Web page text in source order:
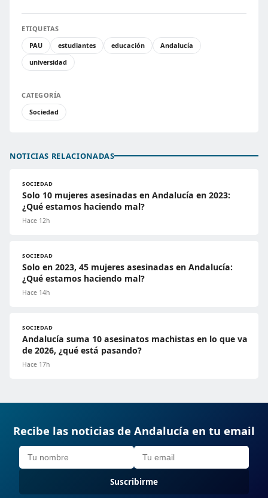
ETIQUETAS
PAU
estudiantes educación
Andalucía
universidad
CATEGORÍA
Sociedad
NOTICIAS RELACIONADAS
SOCIEDAD
Solo 10 mujeres asesinadas en Andalucía en 2023:
¿Qué estamos haciendo mal?
Hace 12h
SOCIEDAD
Solo en 2023, 45 mujeres asesinadas en Andalucía:
¿Qué estamos haciendo mal?
Hace 14h
SOCIEDAD
Andalucía suma 10 asesinatos machistas en lo que va
de 2026, ¿qué está pasando?
Hace 17h
Recibe las noticias de Andalucía en tu email
Suscribirme